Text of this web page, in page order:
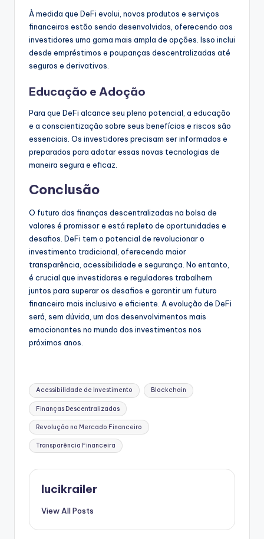
À medida que DeFi evolui, novos produtos e serviços
financeiros estão sendo desenvolvidos, oferecendo aos
investidores uma gama mais ampla de opções. Isso inclui
desde empréstimos e poupanças descentralizadas até
seguros e derivativos.
Educação e Adoção
Para que DeFi alcance seu pleno potencial, a educação
e a conscientização sobre seus benefícios e riscos são
essenciais. Os investidores precisam ser informados e
preparados para adotar essas novas tecnologias de
maneira segura e eficaz.
Conclusão
O futuro das finanças descentralizadas na bolsa de
valores é promissor e está repleto de oportunidades e
desafios. DeFi tem o potencial de revolucionar o
investimento tradicional, oferecendo maior
transparência, acessibilidade e segurança. No entanto,
é crucial que investidores e reguladores trabalhem
juntos para superar os desafios e garantir um futuro
financeiro mais inclusivo e eficiente. A evolução de DeFi
será, sem dúvida, um dos desenvolvimentos mais
emocionantes no mundo dos investimentos nos
próximos anos.
Tags:
Acessibilidade de Investimento Blockchain
Finanças Descentralizadas
Revolução no Mercado Financeiro
Transparência Financeira
lucikrailer
View All Posts